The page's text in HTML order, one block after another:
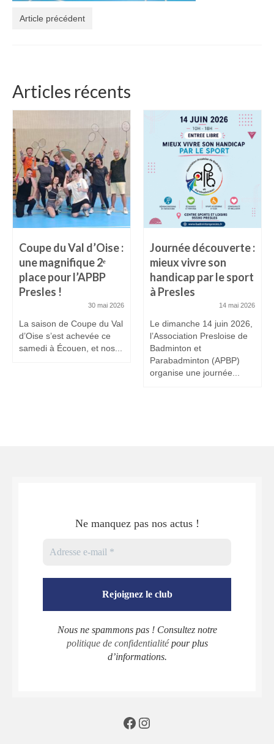
Article précédent
Articles récents
Coupe du Val d’Oise :
une magnifique 2ᵉ
place pour l’APBP
Presles !
30 mai 2026
La saison de Coupe du Val
d’Oise s’est achevée ce
samedi à Écouen, et nos...
Journée découverte :
mieux vivre son
handicap par le sport
à Presles
14 mai 2026
Le dimanche 14 juin 2026,
l’Association Presloise de
Badminton et
Parabadminton (APBP)
organise une journée...
Ne manquez pas nos actus !
Nous ne spammons pas ! Consultez notre
politique de confidentialitépour plus
d’informations.
Facebook
Instagram